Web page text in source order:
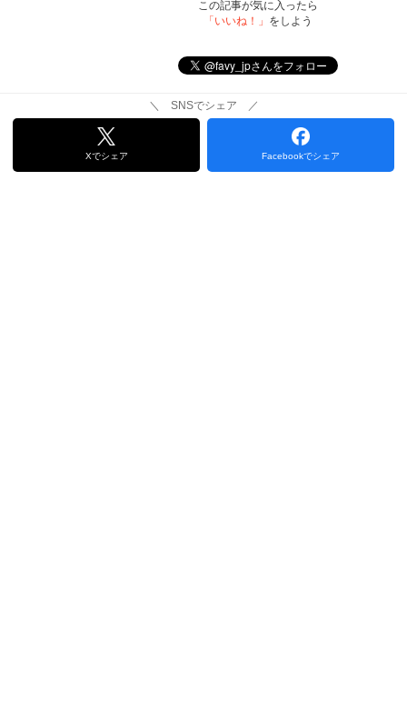
この記事が気に入ったら
「いいね！」 をしよう
＼ SNSでシェア ／
Xでシェア Facebookでシェア